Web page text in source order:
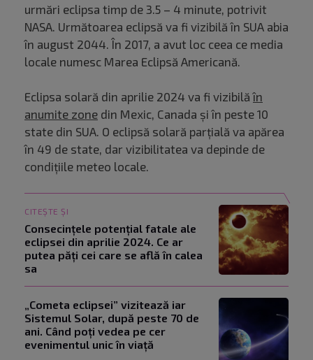
urmări eclipsa timp de 3.5 – 4 minute, potrivit
NASA. Următoarea eclipsă va fi vizibilă în SUA abia
în august 2044. În 2017, a avut loc ceea ce media
locale numesc Marea Eclipsă Americană.
Eclipsa solară din aprilie 2024 va fi vizibilăîn
anumite zone din Mexic, Canada și în peste 10
state din SUA. O eclipsă solară parțială va apărea
în 49 de state, dar vizibilitatea va depinde de
condițiile meteo locale.
CITEȘTE ȘI
Consecințele potențial fatale ale
eclipsei din aprilie 2024. Ce ar
putea păți cei care se află în calea
sa
„Cometa eclipsei” vizitează iar
Sistemul Solar, după peste 70 de
ani. Când poți vedea pe cer
evenimentul unic în viață